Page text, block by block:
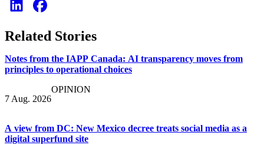
Related Stories
Notes from the IAPP Canada: AI transparency moves from
principles to operational choices
7 Aug. 2026
OPINION
A view from DC: New Mexico decree treats social media as a
digital superfund site